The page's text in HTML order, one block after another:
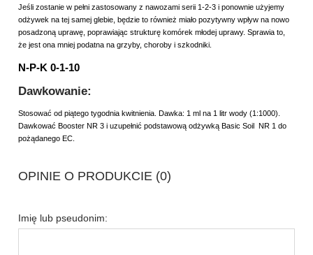
Jeśli zostanie w pełni zastosowany z nawozami serii 1-2-3 i ponownie użyjemy
odżywek na tej samej glebie, będzie to również miało pozytywny wpływ na nowo
posadzoną uprawę, poprawiając strukturę komórek młodej uprawy. Sprawia to,
że jest ona mniej podatna na grzyby, choroby i szkodniki.
N-P-K 0-1-10
Dawkowanie:
Stosować od piątego tygodnia kwitnienia. Dawka: 1 ml na 1 litr wody (1:1000).
Dawkować Booster NR 3 i uzupełnić podstawową odżywką Basic Soil NR 1 do
pożądanego EC.
OPINIE O PRODUKCIE (0)
Imię lub pseudonim: